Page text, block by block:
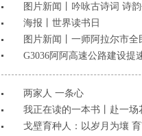
图片新闻丨吟咏古诗词 诗
海报丨世界读书日
图片新闻丨一师阿拉尔市
G3036阿阿高速公路建设提
两家人 一条心
我正在读的一本书丨赴一
戈壁育种人：以岁月为壤